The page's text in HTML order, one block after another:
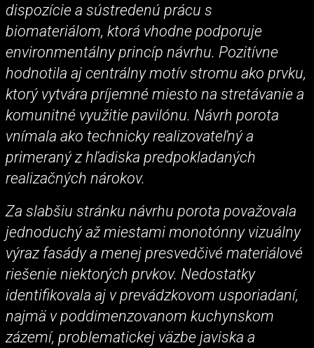
dispozície a sústredenú prácu s
biomateriálom, ktorá vhodne podporuje
environmentálny princíp návrhu. Pozitívne
hodnotila aj centrálny motív stromu ako prvku,
ktorý vytvára príjemné miesto na stretávanie a
komunitné využitie pavilónu. Návrh porota
vnímala ako technicky realizovateľný a
primeraný z hľadiska predpokladaných
realizačných nárokov.
Za slabšiu stránku návrhu porota považovala
jednoduchý až miestami monotónny vizuálny
výraz fasády a menej presvedčivé materiálové
riešenie niektorých prvkov. Nedostatky
identifikovala aj v prevádzkovom usporiadaní,
najmä v poddimenzovanom kuchynskom
zázemí, problematickej väzbe javiska a